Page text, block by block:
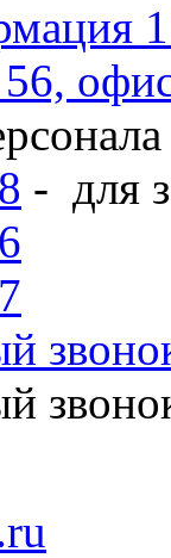
56,
- для